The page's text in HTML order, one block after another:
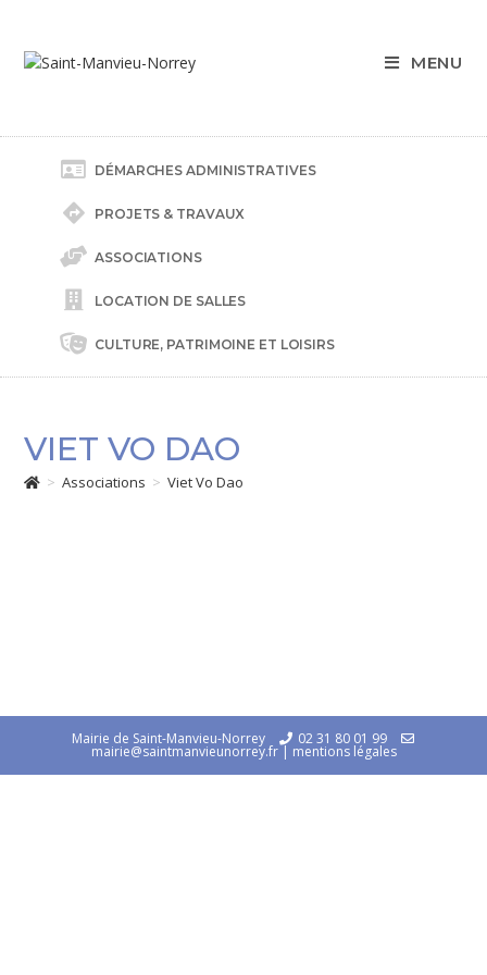
MENU
DÉMARCHES ADMINISTRATIVES
PROJETS & TRAVAUX
ASSOCIATIONS
LOCATION DE SALLES
CULTURE, PATRIMOINE ET LOISIRS
VIET VO DAO
> Associations > Viet Vo Dao
Mairie de Saint-Manvieu-Norrey 02 31 80 01 99
mairie@saintmanvieunorrey.fr| mentions légales